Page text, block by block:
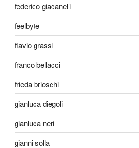
federico giacanelli
feelbyte
flavio grassi
franco bellacci
frieda brioschi
gianluca diegoli
gianluca neri
gianni solla